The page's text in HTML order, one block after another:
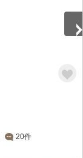
20件